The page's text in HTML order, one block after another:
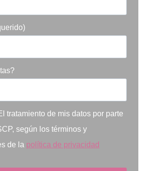
tratamiento de mis datos por parte
según los términos y
de la política de privacidad